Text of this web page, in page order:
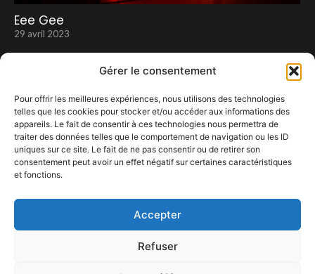
Gérer le consentement
Pour offrir les meilleures expériences, nous utilisons des technologies
telles que les cookies pour stocker et/ou accéder aux informations des
appareils. Le fait de consentir à ces technologies nous permettra de
traiter des données telles que le comportement de navigation ou les ID
uniques sur ce site. Le fait de ne pas consentir ou de retirer son
consentement peut avoir un effet négatif sur certaines caractéristiques
et fonctions.
Accepter
Refuser
Eee Gee
29 avril 2023
6 mars 2024